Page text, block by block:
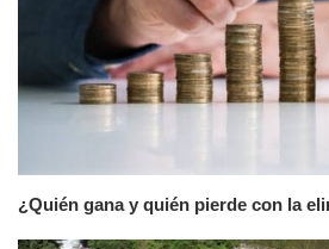
¿Quién gana y quién pierde con la